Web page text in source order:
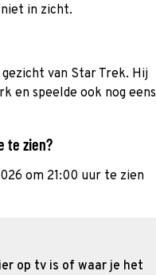
in zicht.
van Star Trek. Hij
en speelde ook nog eens
te zien?
om 21:00 uur te zien
op tv is of waar je het